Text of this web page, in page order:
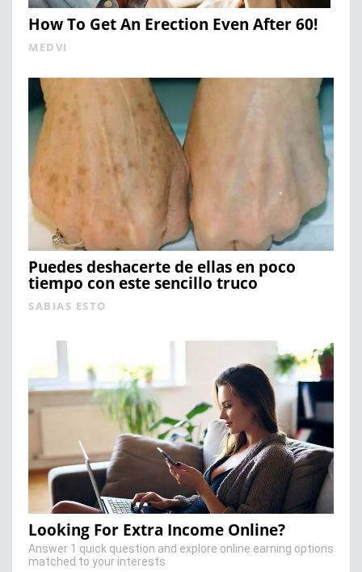
How To Get An Erection Even After 60!
MEDVI
Puedes deshacerte de ellas en poco
tiempo con este sencillo truco
SABIAS ESTO
Looking For Extra Income Online?
Answer 1 quick question and explore online earning options
matched to your interests